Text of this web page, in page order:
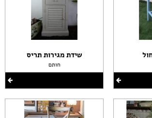
שידת מגירות תריס
חותם